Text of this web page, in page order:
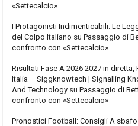
«Settecalcio»
I Protagonisti Indimenticabili: Le
del Colpo Italiano su Passaggio di
confronto con «Settecalcio»
Risultati Fase A 2026 2027 in diretta,
Italia – Siggknowtech | Signalling
And Technology su Passaggio di
confronto con «Settecalcio»
Pronostici Football: Consigli A